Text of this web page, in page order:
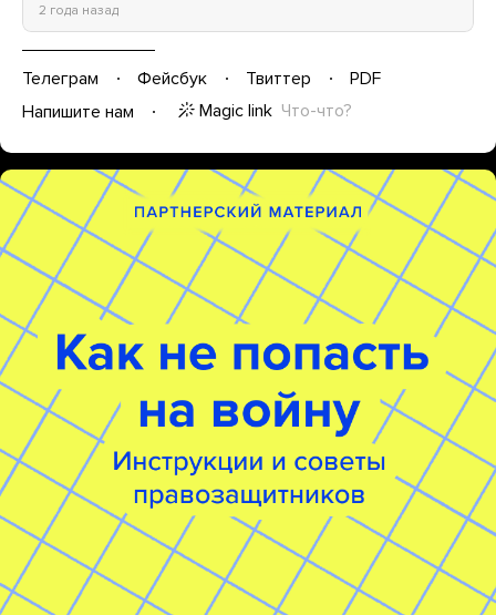
2 года назад
Телеграм Фейсбук Твиттер
PDF
Напишите нам
Magic link Что-что?